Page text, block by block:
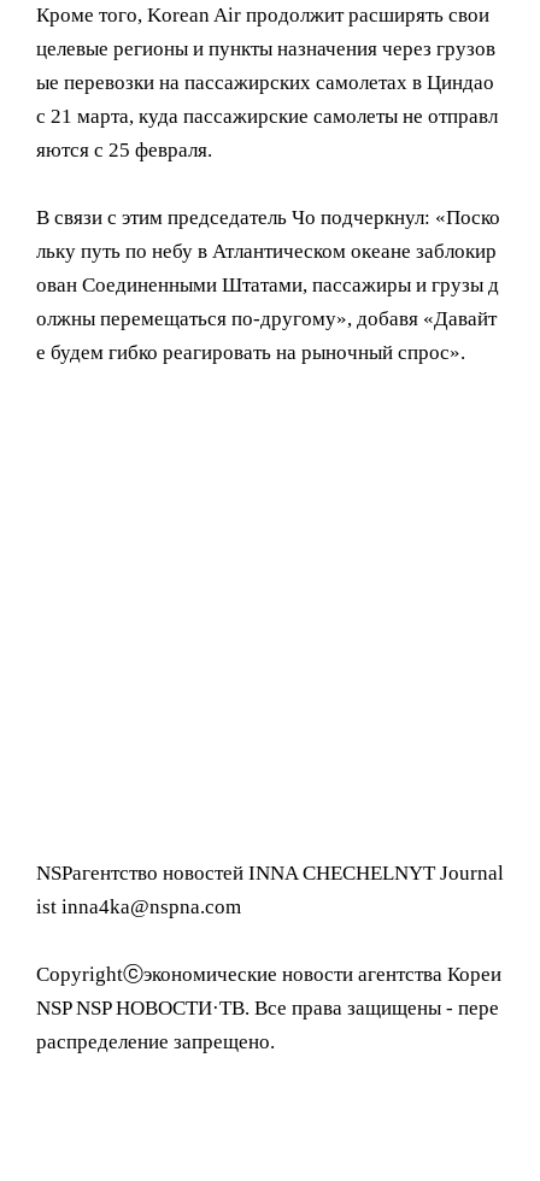
Кроме того, Korean Air продолжит расширять свои
целевые регионы и пункты назначения через грузов
ые перевозки на пассажирских самолетах в Циндао
с 21 марта, куда пассажирские самолеты не отправл
яются с 25 февраля.
В связи с этим председатель Чо подчеркнул: «Поско
льку путь по небу в Атлантическом океане заблокир
ован Соединенными Штатами, пассажиры и грузы д
олжны перемещаться по-другому», добавя «Давайт
е будем гибко реагировать на рыночный спрос».
NSPагентство новостей INNA CHECHELNYT Journal
ist inna4ka@nspna.com
Copyrightⓒэкономические новости агентства Кореи
NSP NSP НОВОСТИ·ТВ. Все права защищены - пере
распределение запрещено.